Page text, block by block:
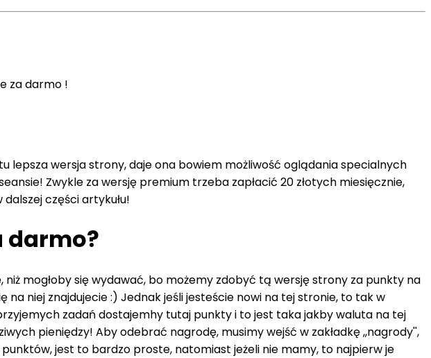
za darmo !
lepsza wersja strony, daje ona bowiem możliwość oglądania specialnych
Zwykle za wersję premium trzeba zapłacić 20 złotych miesięcznie,
części artykułu!
darmo?
mogłoby się wydawać, bo możemy zdobyć tą wersję strony za punkty na
niej znajdujecie :) Jednak jeśli jesteście nowi na tej stronie, to tak w
zadań dostajemhy tutaj punkty i to jest taka jakby waluta na tej
pieniędzy! Aby odebrać nagrodę, musimy wejść w zakładkę ,,nagrody'',
jest to bardzo proste, natomiast jeżeli nie mamy, to najpierw je